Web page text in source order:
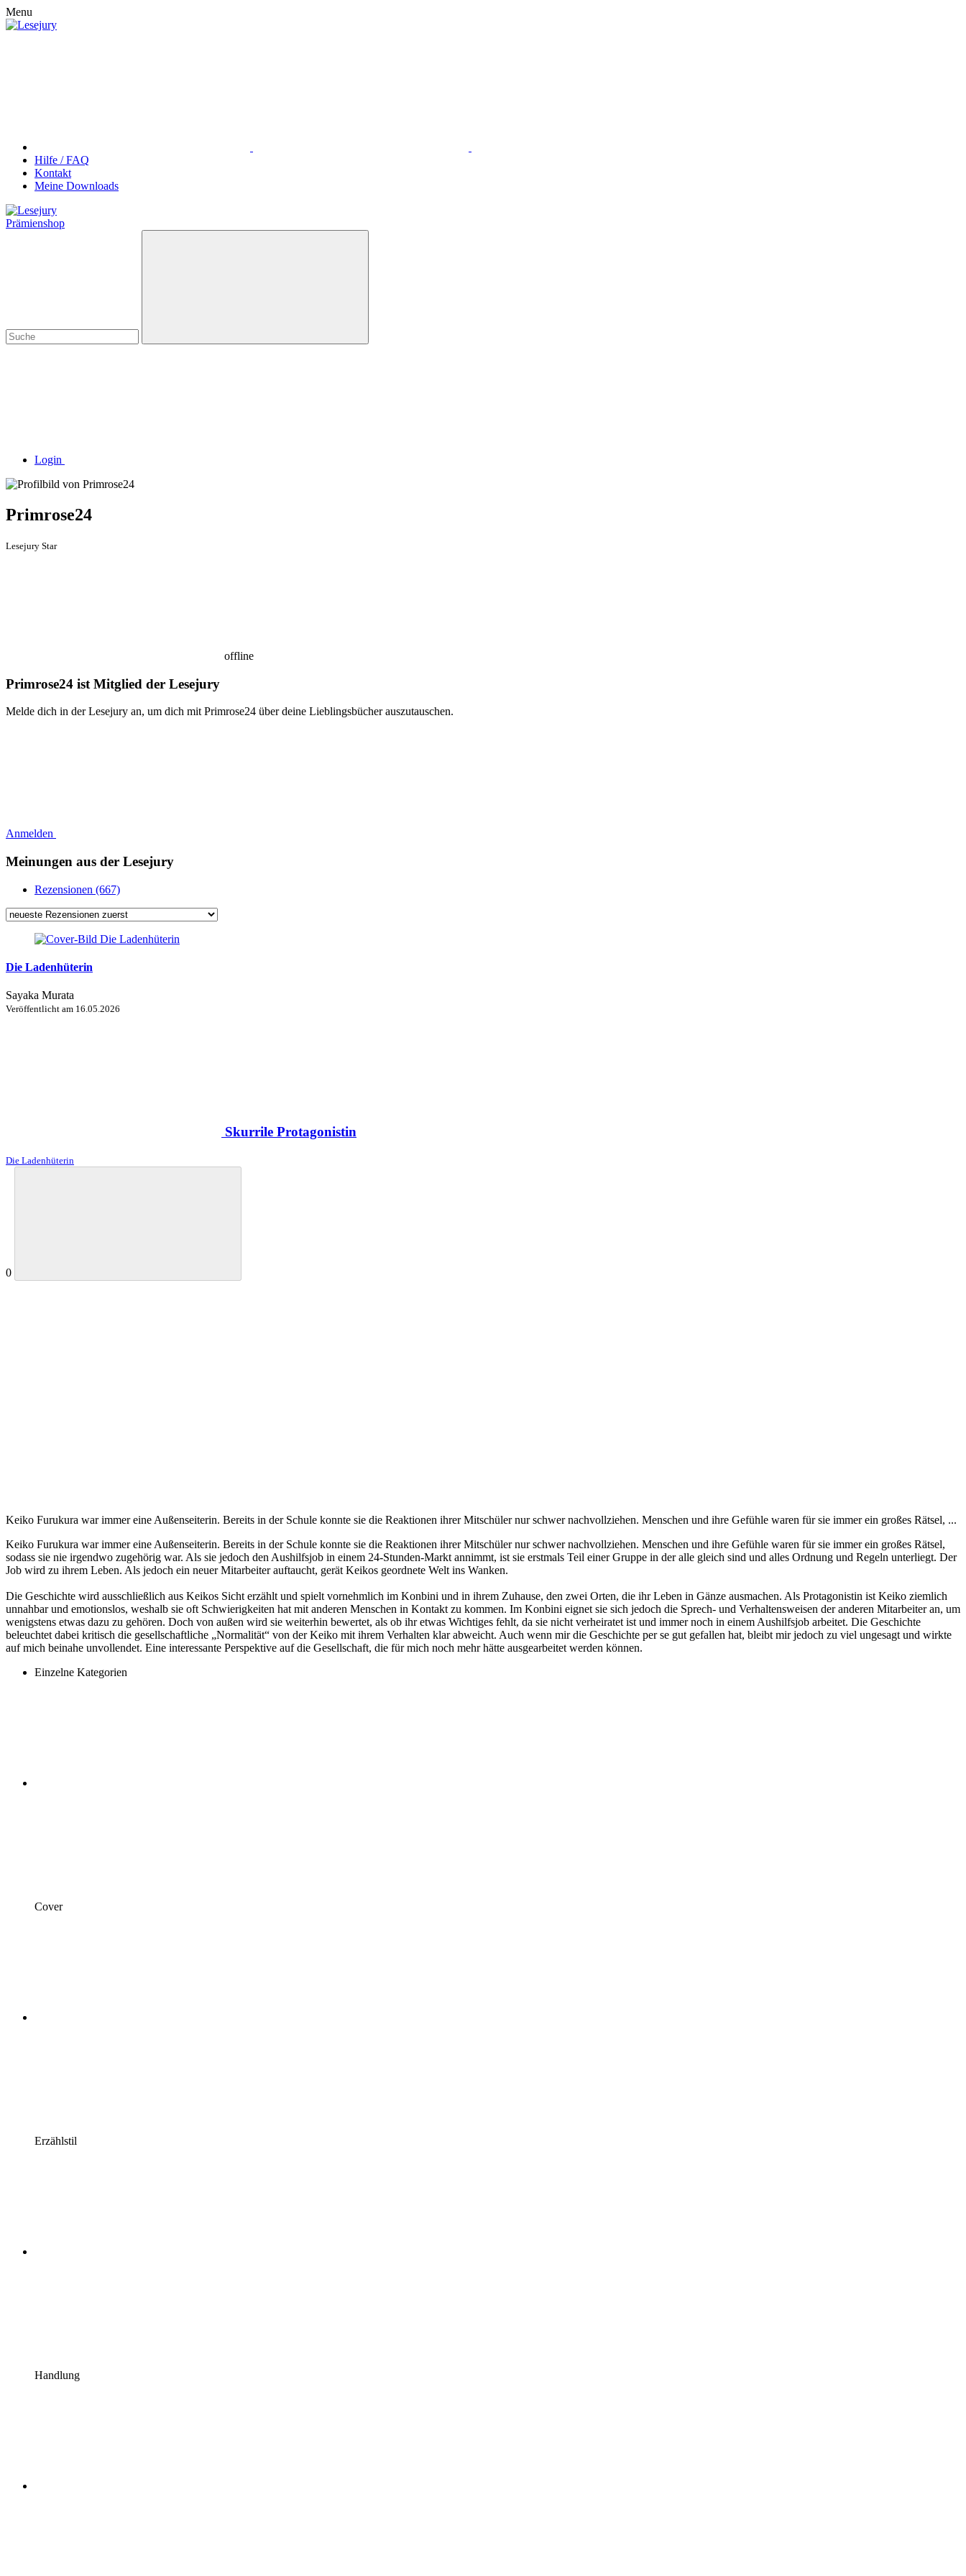
Menu
Hilfe / FAQ
Kontakt
Meine Downloads
Prämienshop
Login
Primrose24
Lesejury Star
offline
Primrose24 ist Mitglied der Lesejury
Melde dich in der Lesejury an, um dich mit Primrose24 über deine Lieblingsbücher auszutauschen.
Anmelden
Meinungen aus der Lesejury
Rezensionen (667)
Die Ladenhüterin
Sayaka Murata
Veröffentlicht am 16.05.2026
Skurrile Protagonistin
Die Ladenhüterin
0
Keiko Furukura war immer eine Außenseiterin. Bereits in der Schule konnte sie die Reaktionen ihrer Mitschüler nur schwer nachvollziehen. Menschen und ihre Gefühle waren für sie immer ein großes Rätsel, ...
Keiko Furukura war immer eine Außenseiterin. Bereits in der Schule konnte sie die Reaktionen ihrer Mitschüler nur schwer nachvollziehen. Menschen und ihre Gefühle waren für sie immer ein großes Rätsel,
sodass sie nie irgendwo zugehörig war. Als sie jedoch den Aushilfsjob in einem 24-Stunden-Markt annimmt, ist sie erstmals Teil einer Gruppe in der alle gleich sind und alles Ordnung und Regeln unterliegt. Der
Job wird zu ihrem Leben. Als jedoch ein neuer Mitarbeiter auftaucht, gerät Keikos geordnete Welt ins Wanken.
Die Geschichte wird ausschließlich aus Keikos Sicht erzählt und spielt vornehmlich im Konbini und in ihrem Zuhause, den zwei Orten, die ihr Leben in Gänze ausmachen. Als Protagonistin ist Keiko ziemlich
unnahbar und emotionslos, weshalb sie oft Schwierigkeiten hat mit anderen Menschen in Kontakt zu kommen. Im Konbini eignet sie sich jedoch die Sprech- und Verhaltensweisen der anderen Mitarbeiter an, um
wenigstens etwas dazu zu gehören. Doch von außen wird sie weiterhin bewertet, als ob ihr etwas Wichtiges fehlt, da sie nicht verheiratet ist und immer noch in einem Aushilfsjob arbeitet. Die Geschichte
beleuchtet dabei kritisch die gesellschaftliche „Normalität“ von der Keiko mit ihrem Verhalten klar abweicht. Auch wenn mir die Geschichte per se gut gefallen hat, bleibt mir jedoch zu viel ungesagt und wirkte
auf mich beinahe unvollendet. Eine interessante Perspektive auf die Gesellschaft, die für mich noch mehr hätte ausgearbeitet werden können.
Einzelne Kategorien
Cover
Erzählstil
Handlung